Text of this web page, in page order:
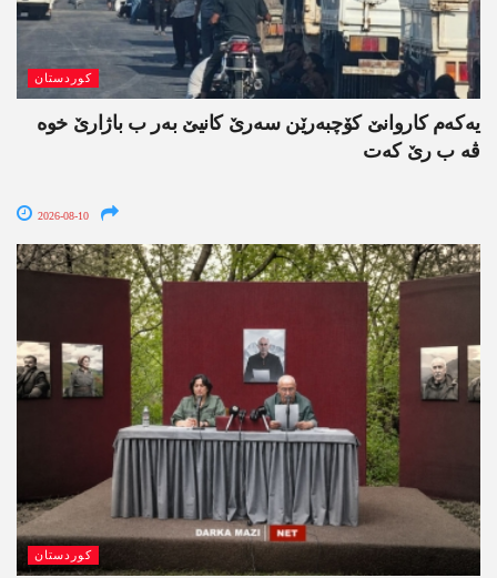
کوردستان
یەکەم کاروانێ کۆچبەرێن سەرێ کانیێ بەر ب باژارێ خوە
ڤە ب رێ کەت
2026-08-10
کوردستان